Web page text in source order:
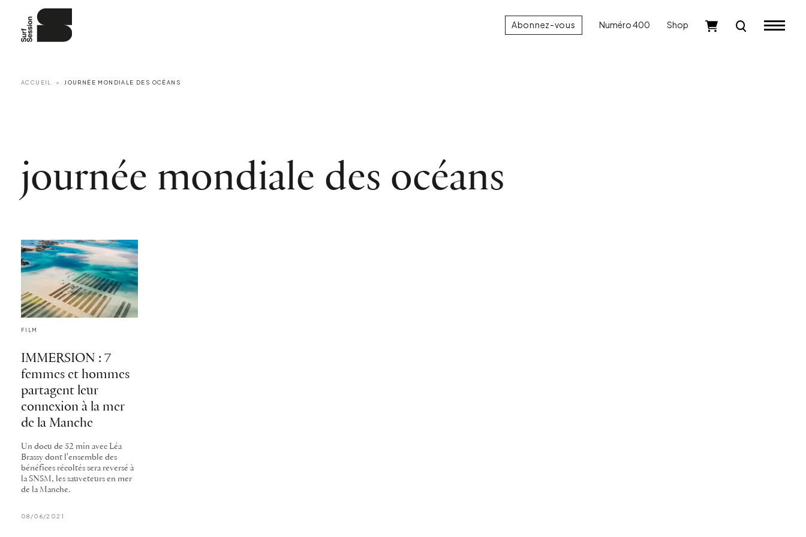
Abonnez-vous Numéro 400 Shop
ACCUEIL JOURNÉE MONDIALE DES OCÉANS
journée mondiale des océans
FILM
IMMERSION : 7
femmes et hommes
partagent leur
connexion à la mer
de la Manche
Un docu de 52 min avec Léa
Brassy dont l'ensemble des
bénéfices récoltés sera reversé à
la SNSM, les sauveteurs en mer
de la Manche.
08/06/2021